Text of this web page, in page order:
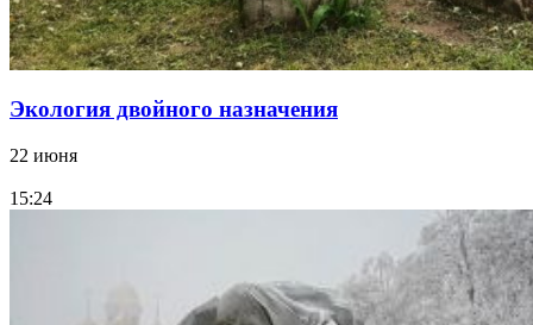
Экология двойного назначения
22 июня
15:24